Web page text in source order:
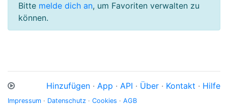
Bitte melde dich an, um Favoriten verwalten zu
können.
Hinzufügen · App · API · Über · Kontakt · Hilfe
Impressum · Datenschutz · Cookies · AGB